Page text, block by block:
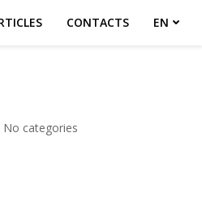
CONTACTS EN
No categories